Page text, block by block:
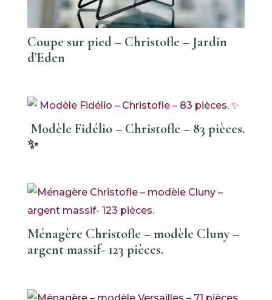
Coupe sur pied – Christofle – Jardin
d’Eden
Modèle Fidélio – Christofle – 83 pièces.
✨
Ménagère Christofle – modèle Cluny –
argent massif- 123 pièces.